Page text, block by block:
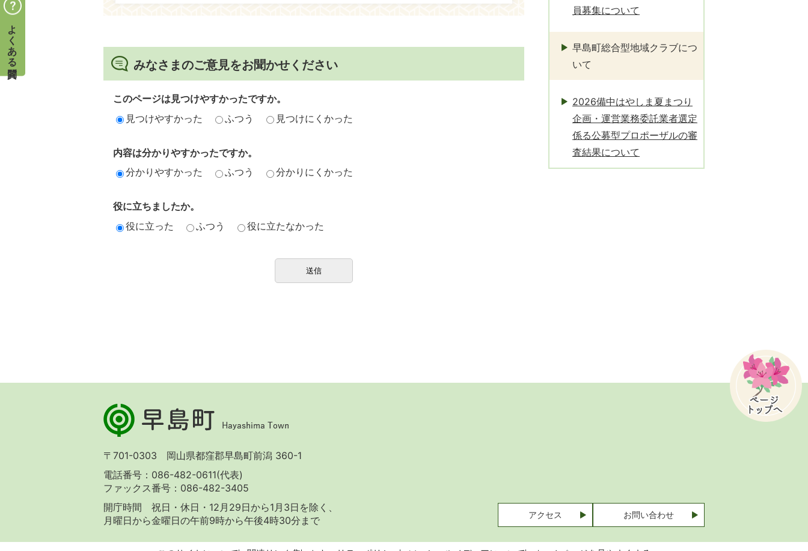
みなさまのご意見をお聞かせください
このページは見つけやすかったですか。
見つけやすかった
ふつう 見つけにくかった
内容は分かりやすかったですか。
分かりやすかった
ふつう 分かりにくかった
役に立ちましたか。
役に立った
ふつう 役に立たなかった
員募集について
早島町総合型地域クラブにつ
いて
2026備中はやしま夏まつり
企画・運営業務委託業者選定
係る公募型プロポーザルの審
査結果について
よくある質問
早
島
町
Hayashima
Town
〒701-0303 岡山県都窪郡早島町前潟 360-1
電話番号：086-482-0611(代表)
ファックス番号：086-482-3405
開庁時間 祝日・休日・12月29日から1月3日を除く、
月曜日から金曜日の午前9時から午後4時30分まで
アクセス お問い合わせ